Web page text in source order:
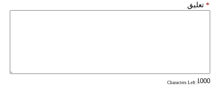
تعليق *
: Characters Left